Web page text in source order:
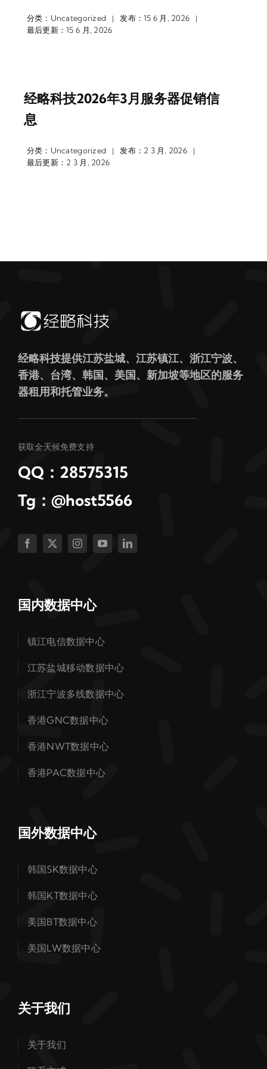
分类： Uncategorized | 发布：15 6 月, 2026
|
最后更新：15 6 月, 2026
经略科技2026年3月服务器促销信
息
分类： Uncategorized | 发布：2 3 月, 2026
|
最后更新：2 3 月, 2026
经略科技提供江苏盐城、江苏镇江、浙江宁波、
香港、台湾、韩国、美国、新加坡等地区的服务
器租用和托管业务。
获取全天候免费支持
QQ：28575315
Tg：@host5566
国内数据中心
镇江电信数据中心
江苏盐城移动数据中心
浙江宁波多线数据中心
香港GNC数据中心
香港NWT数据中心
香港PAC数据中心
国外数据中心
韩国SK数据中心
韩国KT数据中心
美国BT数据中心
美国LW数据中心
关于我们
关于我们